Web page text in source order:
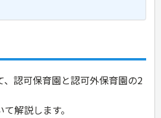
認可保育園と認可外保育園の2
解説します。